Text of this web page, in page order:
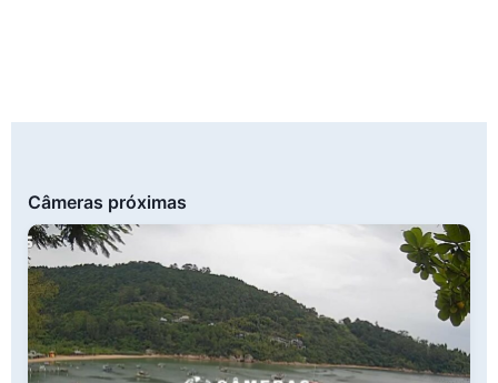
Câmeras próximas